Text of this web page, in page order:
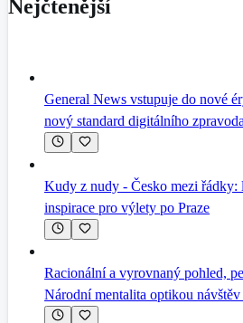
Nejčtenější
General News vstupuje do nové
nový standard digitálního
Kudy z nudy - Česko mezi řádky:
inspirace pro výlety po Praze
Racionální a vyrovnaný pohled,
Národní mentalita optikou